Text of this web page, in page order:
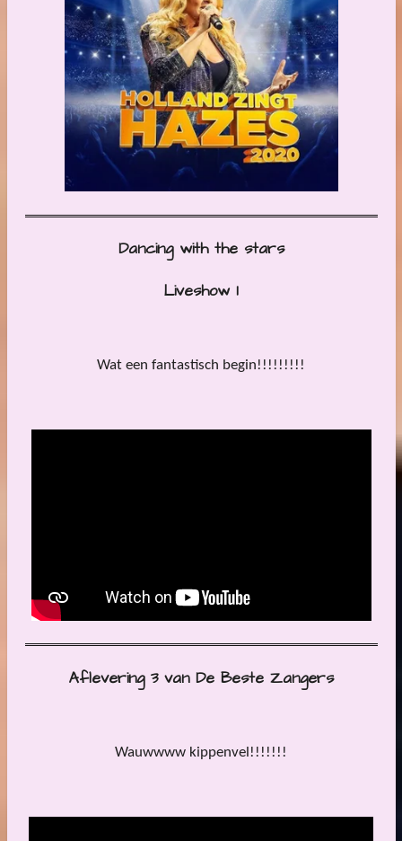
Dancing with the stars
Liveshow 1
Wat een fantastisch begin!!!!!!!!!
Aflevering 3 van De Beste Zangers
Wauwwww kippenvel!!!!!!!